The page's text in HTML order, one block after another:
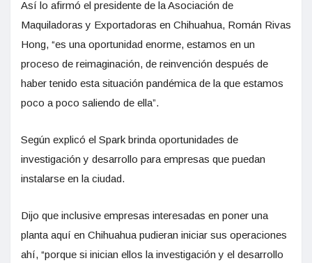
Así lo afirmó el presidente de la Asociación de
Maquiladoras y Exportadoras en Chihuahua, Román Rivas
Hong, “es una oportunidad enorme, estamos en un
proceso de reimaginación, de reinvención después de
haber tenido esta situación pandémica de la que estamos
poco a poco saliendo de ella”.
Según explicó el Spark brinda oportunidades de
investigación y desarrollo para empresas que puedan
instalarse en la ciudad.
Dijo que inclusive empresas interesadas en poner una
planta aquí en Chihuahua pudieran iniciar sus operaciones
ahí, “porque si inician ellos la investigación y el desarrollo